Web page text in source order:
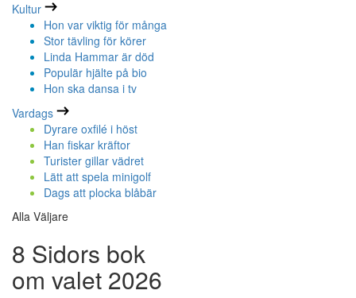
Kultur
Hon var viktig för många
Stor tävling för körer
Linda Hammar är död
Populär hjälte på bio
Hon ska dansa i tv
Vardags
Dyrare oxfilé i höst
Han fiskar kräftor
Turister gillar vädret
Lätt att spela minigolf
Dags att plocka blåbär
Alla Väljare
8 Sidors bok
om valet 2026